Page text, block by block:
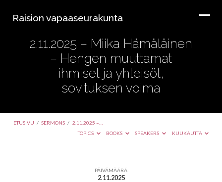
Raision vapaaseurakunta
2.11.2025 – Miika Hämäläinen
– Hengen muuttamat
ihmiset ja yhteisöt,
sovituksen voima
ETUSIVU / SERMONS / 2.11.2025 –…
TOPICS
BOOKS SPEAKERS KUUKAUTTA
PÄIVÄMÄÄRÄ
2.11.2025